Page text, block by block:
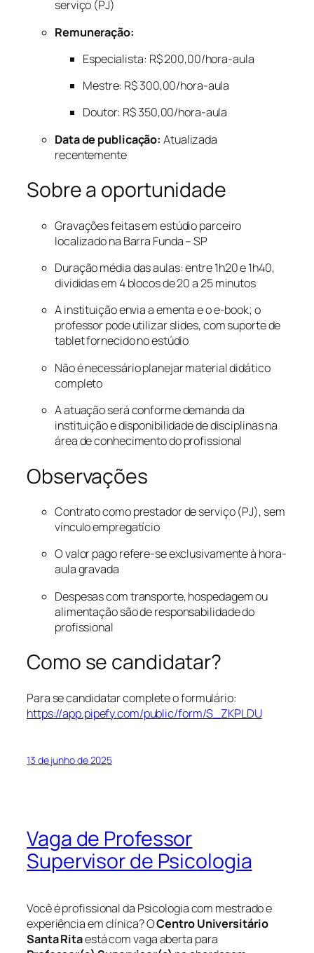
serviço (PJ)
Remuneração:
Especialista: R$ 200,00/hora-aula
Mestre: R$ 300,00/hora-aula
Doutor: R$ 350,00/hora-aula
Data de publicação: Atualizada
recentemente
Sobre a oportunidade
Gravações feitas em estúdio parceiro
localizado na Barra Funda – SP
Duração média das aulas: entre 1h20 e 1h40,
divididas em 4 blocos de 20 a 25 minutos
A instituição envia a ementa e o e-book; o
professor pode utilizar slides, com suporte de
tablet fornecido no estúdio
Não é necessário planejar material didático
completo
A atuação será conforme demanda da
instituição e disponibilidade de disciplinas na
área de conhecimento do profissional
Observações
Contrato como prestador de serviço (PJ), sem
vínculo empregatício
O valor pago refere-se exclusivamente à hora-
aula gravada
Despesas com transporte, hospedagem ou
alimentação são de responsabilidade do
profissional
Como se candidatar?
Para se candidatar complete o formulário:
https://app.pipefy.com/public/form/S_ZKPLDU
13 de junho de 2025
Vaga de Professor
Supervisor de Psicologia
Você é profissional da Psicologia com mestrado e
experiência em clínica? OCentro Universitário
Santa Ritaestá com vaga aberta para